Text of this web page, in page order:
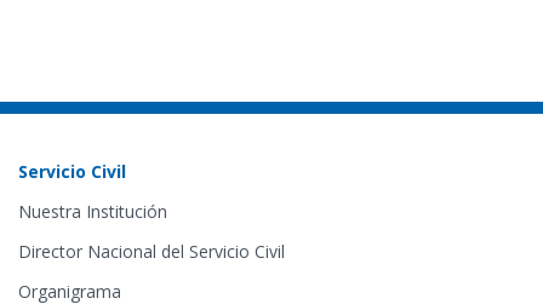
Servicio Civil
Nuestra Institución
Director Nacional del Servicio Civil
Organigrama